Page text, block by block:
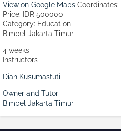
View on Google Maps Coordinates:
Price: IDR 500000
Category: Education
Bimbel Jakarta Timur
4 weeks
Instructors
Diah Kusumastuti
Owner and Tutor
Bimbel Jakarta Timur